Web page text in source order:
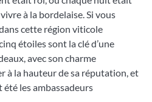
à la bordelaise. Si vous
cette région viticole
étoiles sont la clé d’une
avec son charme
à la hauteur de sa réputation, et
les ambassadeurs